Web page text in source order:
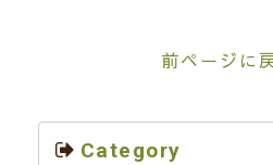
前ページに
Category